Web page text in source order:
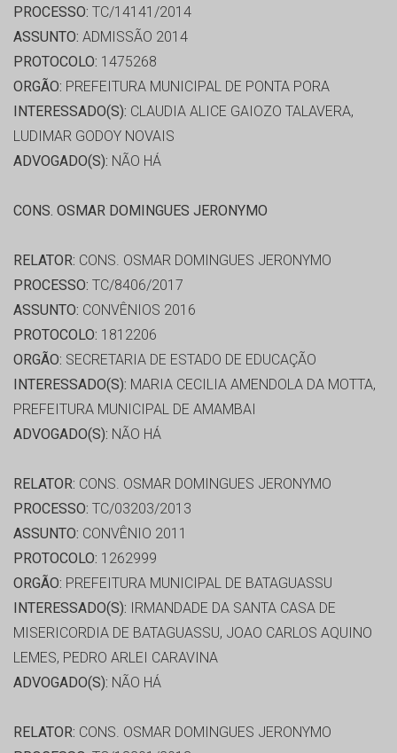
PROCESSO: TC/14141/2014
ASSUNTO: ADMISSÃO 2014
PROTOCOLO: 1475268
ORGÃO: PREFEITURA MUNICIPAL DE PONTA PORA
INTERESSADO(S): CLAUDIA ALICE GAIOZO TALAVERA,
LUDIMAR GODOY NOVAIS
ADVOGADO(S): NÃO HÁ
CONS. OSMAR DOMINGUES JERONYMO
RELATOR: CONS. OSMAR DOMINGUES JERONYMO
PROCESSO: TC/8406/2017
ASSUNTO: CONVÊNIOS 2016
PROTOCOLO: 1812206
ORGÃO: SECRETARIA DE ESTADO DE EDUCAÇÃO
INTERESSADO(S): MARIA CECILIA AMENDOLA DA MOTTA,
PREFEITURA MUNICIPAL DE AMAMBAI
ADVOGADO(S): NÃO HÁ
RELATOR: CONS. OSMAR DOMINGUES JERONYMO
PROCESSO: TC/03203/2013
ASSUNTO: CONVÊNIO 2011
PROTOCOLO: 1262999
ORGÃO: PREFEITURA MUNICIPAL DE BATAGUASSU
INTERESSADO(S): IRMANDADE DA SANTA CASA DE
MISERICORDIA DE BATAGUASSU, JOAO CARLOS AQUINO
LEMES, PEDRO ARLEI CARAVINA
ADVOGADO(S): NÃO HÁ
RELATOR: CONS. OSMAR DOMINGUES JERONYMO